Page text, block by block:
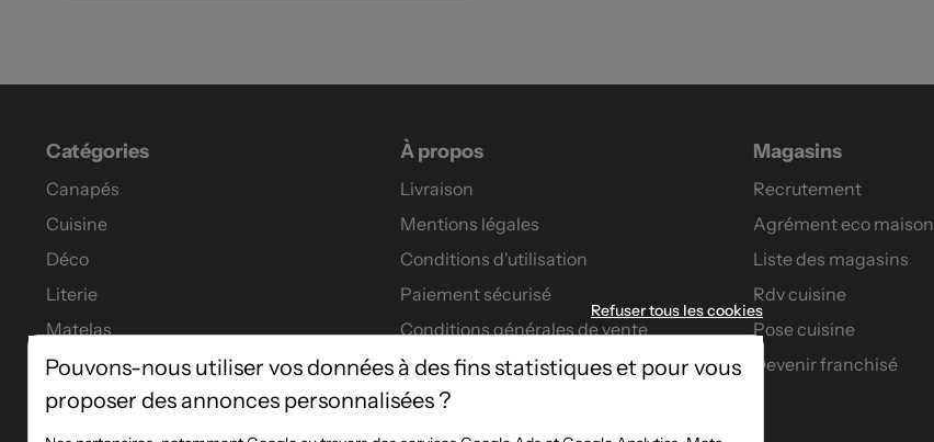
Catégories
Canapés
Cuisine
Déco
Literie
Matelas
Meubles
Tables à manger
À propos
Livraison
Mentions légales
Conditions d'utilisation
Paiement sécurisé
Conditions générales de vente
Garanties
Tous nos partenaires
Financement
Magasins
Recrutement
Agrément eco maison
Liste des magasins
Rdv cuisine
Pose cuisine
Devenir franchisé
Refuser tous les cookies
Pouvons-nous utiliser vos données à des fins statistiques et pour vous
proposer des annonces personnalisées ?